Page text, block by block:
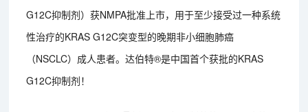
G12C抑制剂）获NMPA批准上市，用于至少接受过一种系统
性治疗的KRAS G12C突变型的晚期非小细胞肺癌
（NSCLC）成人患者。达伯特®是中国首个获批的KRAS
G12C抑制剂！